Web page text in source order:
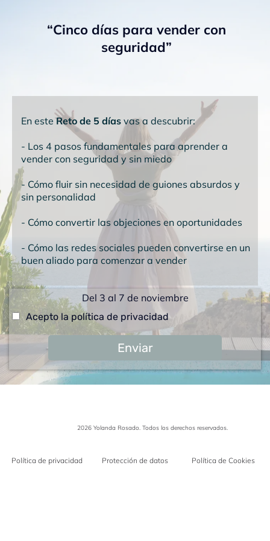
“Cinco días para vender con
seguridad”
En esteReto de 5 días vas a descubrir:
- Los 4 pasos fundamentales para aprender a
vender con seguridad y sin miedo
- ⁠Cómo fluir sin necesidad de guiones absurdos y
sin personalidad
- ⁠Cómo convertir las objeciones en oportunidades
- ⁠Cómo las redes sociales pueden convertirse en un
buen aliado para comenzar a vender
Del 3 al 7 de noviembre
Acepto la política de privacidad
Enviar
2026 Yolanda Rosado. Todos los derechos reservados.
Política de privacidad Protección de datos Política de Cookies